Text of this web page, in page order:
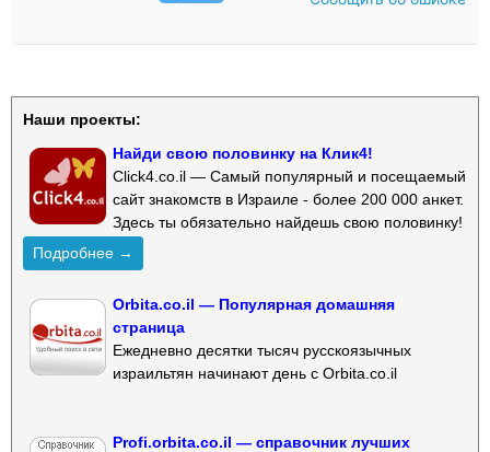
Наши проекты:
Найди свою половинку на Клик4!
Click4.co.il — Самый популярный и посещаемый
сайт знакомств в Израиле - более 200 000 анкет.
Здесь ты обязательно найдешь свою половинку!
Подробнее →
Orbita.co.il — Популярная домашняя
страница
Ежедневно десятки тысяч русскоязычных
израильтян начинают день с Orbita.co.il
Profi.orbita.co.il — справочник лучших